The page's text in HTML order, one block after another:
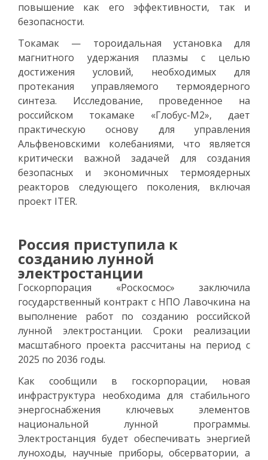
повышение как его эффективности, так и
безопасности.
Токамак — тороидальная установка для
магнитного удержания плазмы с целью
достижения условий, необходимых для
протекания управляемого термоядерного
синтеза. Исследование, проведенное на
российском токамаке «Глобус-М2», дает
практическую основу для управления
Альфвеновскими колебаниями, что является
критически важной задачей для создания
безопасных и экономичных термоядерных
реакторов следующего поколения, включая
проект ITER.
Россия приступила к
созданию лунной
электростанции
Госкорпорация «Роскосмос» заключила
государственный контракт с НПО Лавочкина на
выполнение работ по созданию российской
лунной электростанции. Сроки реализации
масштабного проекта рассчитаны на период с
2025 по 2036 годы.
Как сообщили в госкорпорации, новая
инфраструктура необходима для стабильного
энергоснабжения ключевых элементов
национальной лунной программы.
Электростанция будет обеспечивать энергией
луноходы, научные приборы, обсерватории, а